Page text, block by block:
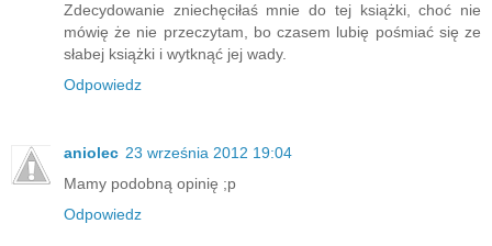
Zdecydowanie zniechęciłaś mnie do tej książki, choć nie
mówię że nie przeczytam, bo czasem lubię pośmiać się ze
słabej książki i wytknąć jej wady.
Odpowiedz
aniolec 23 września 2012 19:04
Mamy podobną opinię ;p
Odpowiedz